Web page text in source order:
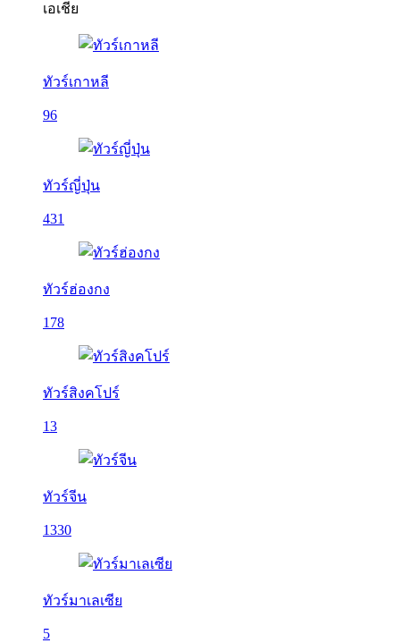
เอเชีย
ทัวร์เกาหลี
96
ทัวร์ญี่ปุ่น
431
ทัวร์ฮ่องกง
178
ทัวร์สิงคโปร์
13
ทัวร์จีน
1330
ทัวร์มาเลเซีย
5